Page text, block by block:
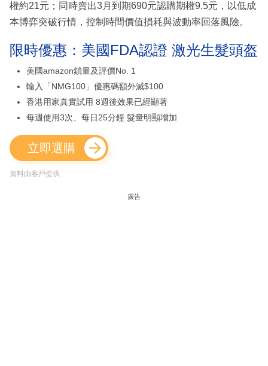
權約21元；同時賣出3月到期690元認購期權9.5元，以低成
本博弈突破行情，控制時間價值損耗與波動率回落風險。
限時優惠：美國FDA認證 激光生髮頭盔
美國amazon鎖量及評價No. 1
輸入「NMG100」優惠碼額外減$100
香港用家真實試用 8週後效果已經顯著
每週使用3次、每日25分鐘 髮量明顯增加
立即選購
資料由客戶提供
廣告